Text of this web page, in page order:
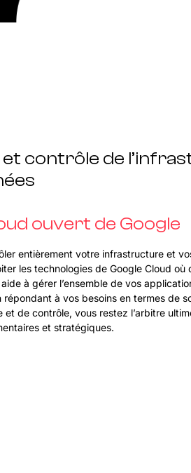
contrôle de
ouvert de Google
entièrement votre infrastructure et
les technologies de Google Cloud où
à gérer l’ensemble de vos
à vos besoins en termes de
et de contrôle, vous restez l’arbitre
et stratégiques.